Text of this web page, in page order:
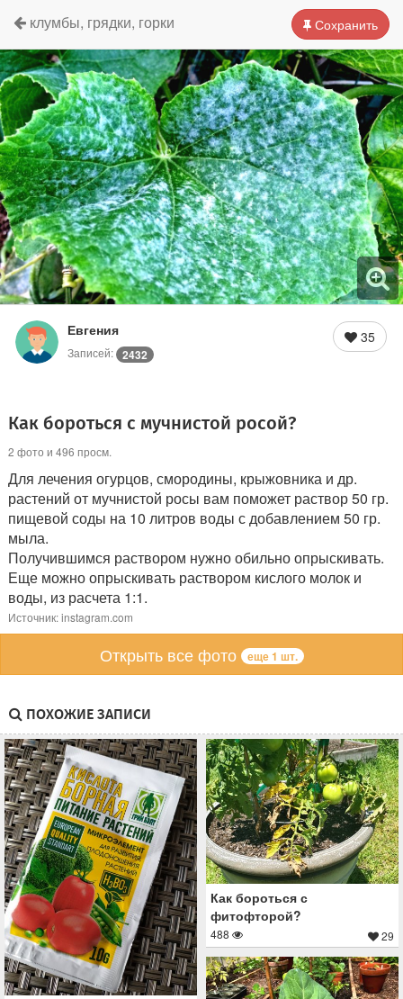
Сохранить
клумбы, грядки, горки
Евгения
Записей: 2432
35
Как бороться с мучнистой росой?
2 фото и 496 просм.
Для лечения огурцов, смородины, крыжовника и др.
растений от мучнистой росы вам поможет раствор 50 гр.
пищевой соды на 10 литров воды с добавлением 50 гр.
мыла.
Получившимся раствором нужно обильно опрыскивать.
Еще можно опрыскивать раствором кислого молок и
воды, из расчета 1:1.
Источник: instagram.com
Открыть все фото еще 1 шт.
ПОХОЖИЕ ЗАПИСИ
Как бороться с
фитофторой?
488 29